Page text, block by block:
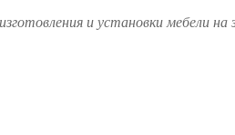
и установки мебели